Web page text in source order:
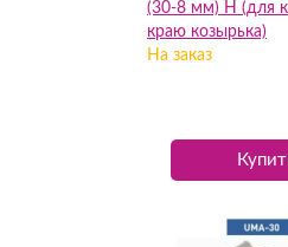
(30-8 мм) Н (для
краю козырька)
На заказ